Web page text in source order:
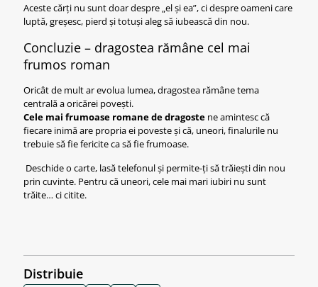
Aceste cărți nu sunt doar despre „el și ea”, ci despre oameni care
luptă, greșesc, pierd și totuși aleg să iubească din nou.
Concluzie – dragostea rămâne cel mai
frumos roman
Oricât de mult ar evolua lumea, dragostea rămâne tema
centrală a oricărei povești.
Cele mai frumoase romane de dragoste ne amintesc că
fiecare inimă are propria ei poveste și că, uneori, finalurile nu
trebuie să fie fericite ca să fie frumoase.
Deschide o carte, lasă telefonul și permite-ți să trăiești din nou
prin cuvinte. Pentru că uneori, cele mai mari iubiri nu sunt
trăite… ci citite.
Distribuie